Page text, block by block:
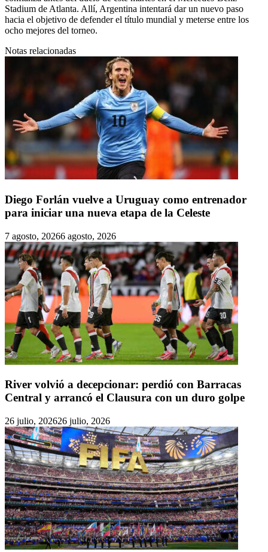
Stadium de Atlanta. Allí, Argentina intentará dar un nuevo paso
hacia el objetivo de defender el título mundial y meterse entre los
ocho mejores del torneo.
Notas relacionadas
Diego Forlán vuelve a Uruguay como entrenador
para iniciar una nueva etapa de la Celeste
7 agosto, 20266 agosto, 2026
River volvió a decepcionar: perdió con Barracas
Central y arrancó el Clausura con un duro golpe
26 julio, 202626 julio, 2026